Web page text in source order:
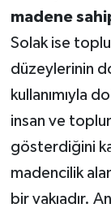
madene
Solak ise
düzeylerinin
kullanımıyla
insan ve
gösterdiğini
madencilik
bir vakıadır.